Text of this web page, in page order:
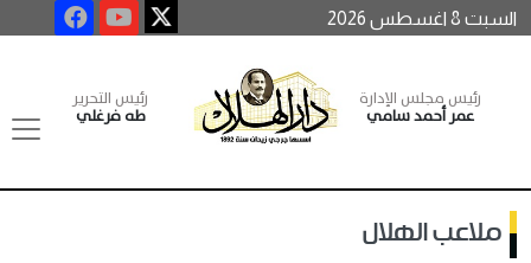
السبت 8 اغسطس 2026
رئيس مجلس الإدارة
عمر أحمد سامي
رئيس التحرير
طه فرغلي
ملاعب الهلال